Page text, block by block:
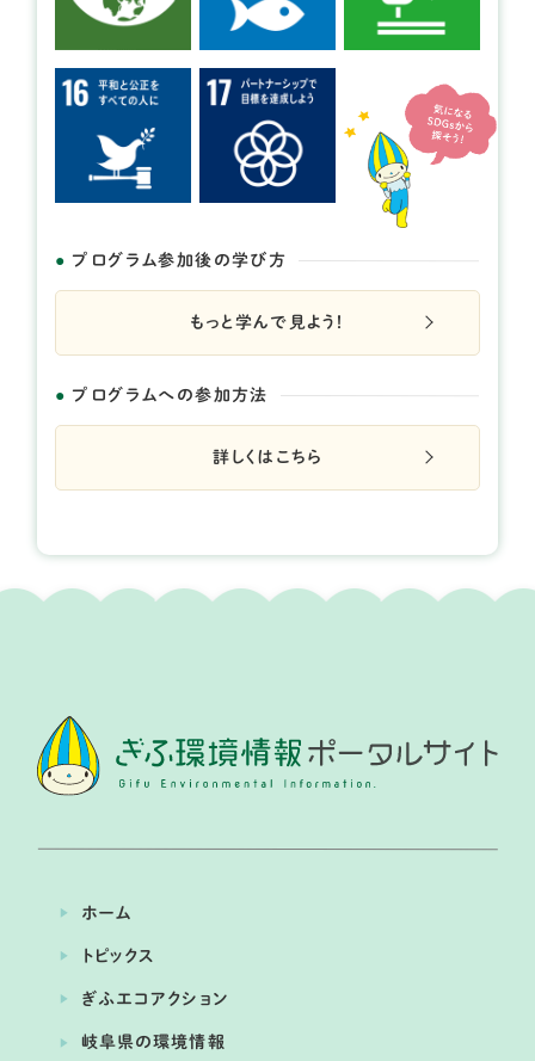
開催日： 2026年09月29日
くるる自然塾 ～in 岐阜大学キャン
パス～
提供：岐阜大学・十六銀行地域産学連携プロジェクト く
※5月23日が大雨の場合は24日へ、10月17日は18日へ
プログラム参加後の学び方
もっと学んで見よう！
プログラムへの参加方法
詳しくはこちら
ホーム
トピックス
ぎふエコアクション
岐阜県の環境情報